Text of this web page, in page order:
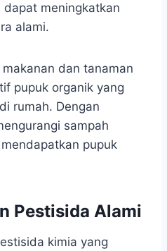
meningkatkan
alami.
dan tanaman
pupuk organik yang
rumah. Dengan
sampah
pupuk
Pestisida Alami
kimia yang